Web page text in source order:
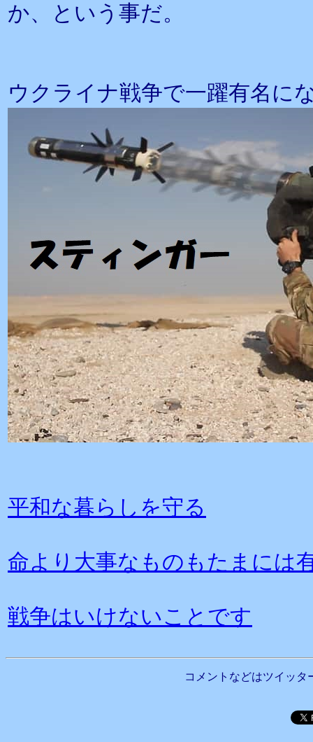
か、という事だ。
ウクライナ戦争で一躍有名に
平和な暮らしを守る
命より大事なものもたまには
戦争はいけないことです
コメントなどはツイッタ